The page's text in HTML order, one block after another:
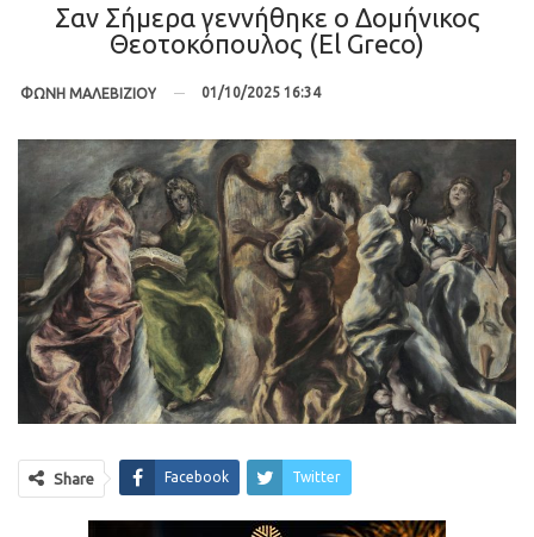
Σαν Σήμερα γεννήθηκε ο Δομήνικος
Θεοτοκόπουλος (El Greco)
ΦΩΝΗ ΜΑΛΕΒΙΖΙΟΥ 01/10/2025 16:34
Share Facebook Twitter